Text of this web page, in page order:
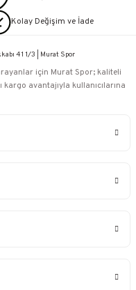
Kolay Değişim ve İade
için Murat Spor; kaliteli
avantajıyla kullanıcılarına